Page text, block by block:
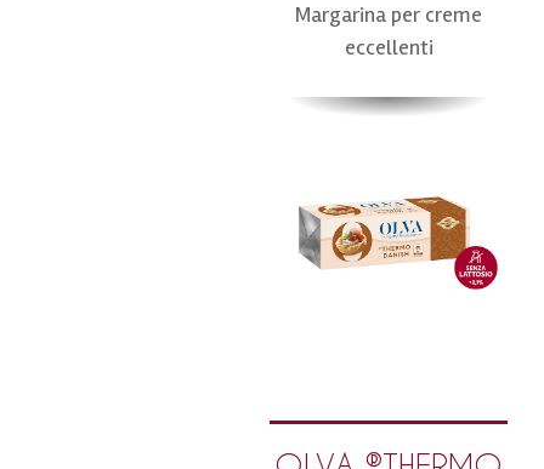
Margarina per creme
eccellenti